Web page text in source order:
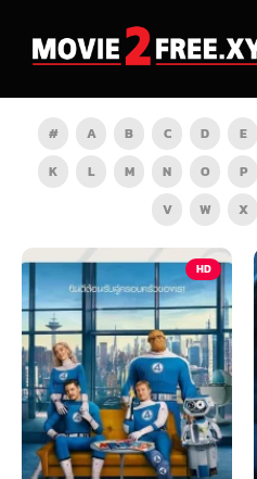
# A B C D E
K
L M N O P
V
W X
HD